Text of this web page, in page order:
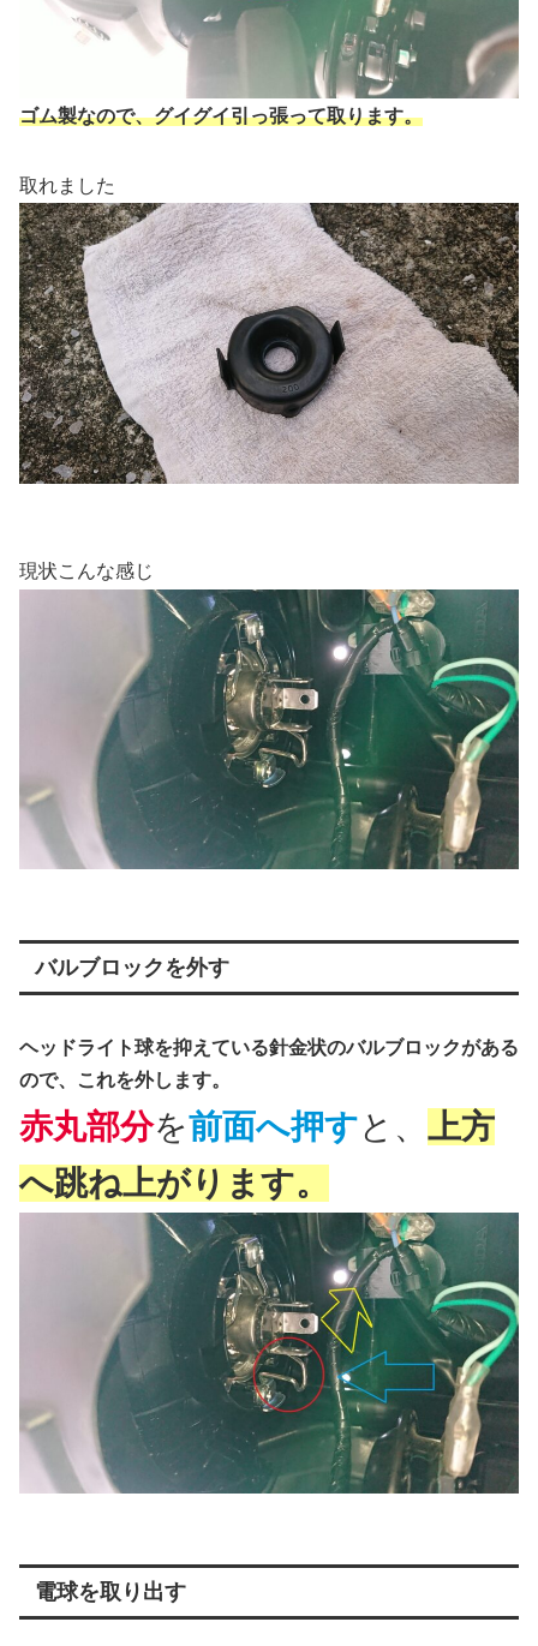
ゴム製なので、グイグイ引っ張って取ります。
取れました
現状こんな感じ
バルブロックを外す
ヘッドライト球を抑えている針金状のバルブロックがある
ので、これを外します。
赤丸部分を前面へ押すと、 上方
へ跳ね上がります。
電球を取り出す